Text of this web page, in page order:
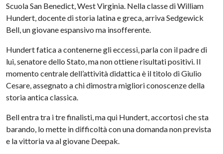
Scuola San Benedict, West Virginia. Nella classe di William
Hundert, docente di storia latina e greca, arriva Sedgewick
Bell, un giovane espansivo ma insofferente.
Hundert fatica a contenerne gli eccessi, parla con il padre di
lui, senatore dello Stato, ma non ottiene risultati positivi. Il
momento centrale dell’attività didattica è il titolo di Giulio
Cesare, assegnato a chi dimostra migliori conoscenze della
storia antica classica.
Bell entra tra i tre finalisti, ma qui Hundert, accortosi che sta
barando, lo mette in difficoltà con una domanda non prevista
e la vittoria va al giovane Deepak.